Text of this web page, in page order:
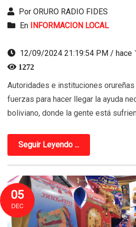
Por ORURO RADIO FIDES
En
INFORMACION LOCAL
12/09/2024 21:19:54 PM / hace
1272
Autoridades e instituciones
fuerzas para hacer llegar la ayuda
boliviano, donde la gente está
Seguir Leyendo ...
05
DEC